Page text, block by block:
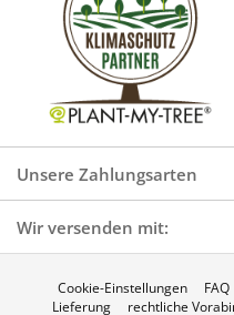
Unsere Zahlungsarten
Wir versenden mit:
Cookie-Einstellungen FAQ
Lieferung
rechtliche